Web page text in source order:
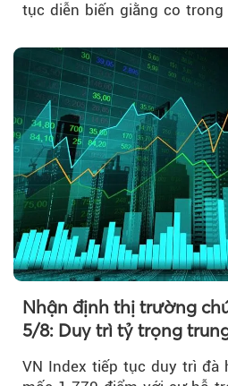
tục diễn biến giằng co
Nhận định thị trường
5/8: Duy trì tỷ trọng
VN Index tiếp tục duy trì đà